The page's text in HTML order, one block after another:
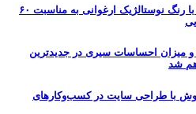
رونمایی از دوج چارجر ۲۰۲۷ با رنگ نوستالژیک ارغوانی به مناسبت ۶۰
احساسات سیری در جدیدترین
با طراحی سایت در کسب‌وکارهای